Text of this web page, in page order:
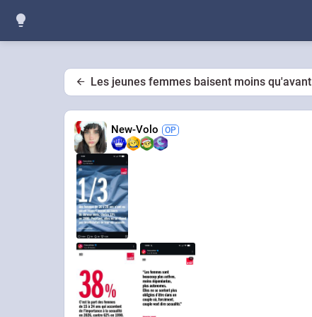
Les jeunes femmes baisent moins qu'avant
New-Volo